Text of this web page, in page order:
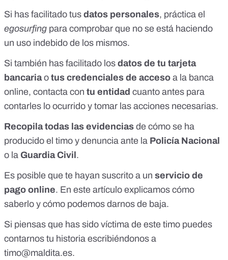
Si has facilitado tus datos personales, práctica el
egosurfing para comprobar que no se está haciendo
un uso indebido de los mismos.
Si también has facilitado los datos de tu tarjeta
bancariao tus credenciales de acceso a la banca
online, contacta con tu entidad cuanto antes para
contarles lo ocurrido y tomar las acciones necesarias.
Recopila todas las evidencias de cómo se ha
producido el timo y denuncia ante la Policía Nacional
o la Guardia Civil .
Es posible que te hayan suscrito a un servicio de
pago online. En este artículo explicamos cómo
saberlo y cómo podemos darnos de baja.
Si piensas que has sido víctima de este timo puedes
contarnos tu historia escribiéndonos a
timo@maldita.es.